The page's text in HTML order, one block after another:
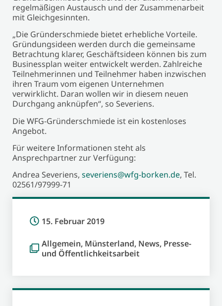
regelmäßigen Austausch und der Zusammenarbeit
mit Gleichgesinnten.
„Die Gründerschmiede bietet erhebliche Vorteile.
Gründungsideen werden durch die gemeinsame
Betrachtung klarer, Geschäftsideen können bis zum
Businessplan weiter entwickelt werden. Zahlreiche
Teilnehmerinnen und Teilnehmer haben inzwischen
ihren Traum vom eigenen Unternehmen
verwirklicht. Daran wollen wir in diesem neuen
Durchgang anknüpfen“, so Severiens.
Die WFG-Gründerschmiede ist ein kostenloses
Angebot.
Für weitere Informationen steht als
Ansprechpartner zur Verfügung:
Andrea Severiens, severiens@wfg-borken.de, Tel.
02561/97999-71
15. Februar 2019
Allgemein, Münsterland, News, Presse-
und Öffentlichkeitsarbeit